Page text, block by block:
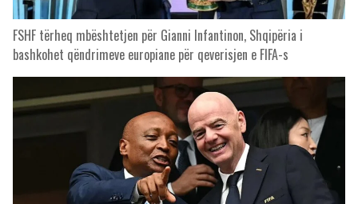
FSHF tërheq mbështetjen për Gianni Infantinon, Shqipëria i
bashkohet qëndrimeve europiane për qeverisjen e FIFA-s